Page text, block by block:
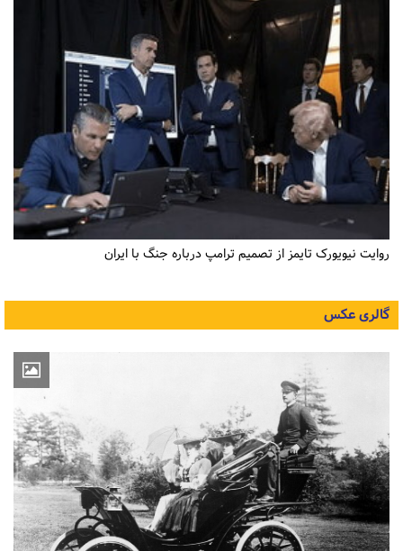
روایت نیویورک تایمز از تصمیم ترامپ درباره جنگ با ایران
گالری عکس